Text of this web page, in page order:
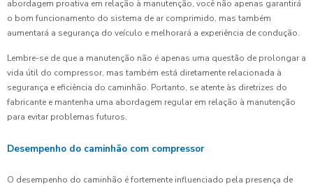
abordagem proativa em relação à manutenção, você não apenas garantirá
o bom funcionamento do sistema de ar comprimido, mas também
aumentará a segurança do veículo e melhorará a experiência de condução.
Lembre-se de que a manutenção não é apenas uma questão de prolongar a
vida útil do compressor, mas também está diretamente relacionada à
segurança e eficiência do caminhão. Portanto, se atente às diretrizes do
fabricante e mantenha uma abordagem regular em relação à manutenção
para evitar problemas futuros.
Desempenho do caminhão com compressor
O desempenho do caminhão é fortemente influenciado pela presença de